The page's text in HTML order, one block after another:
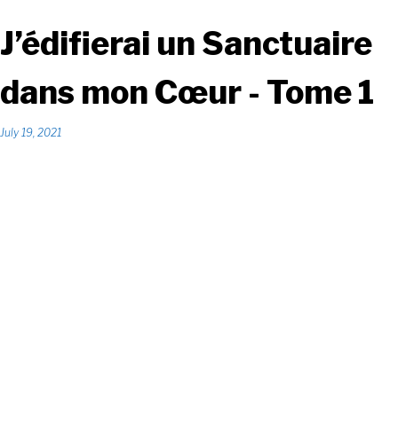
J’édifierai un Sanctuaire
dans mon Cœur - Tome 1
July 19, 2021